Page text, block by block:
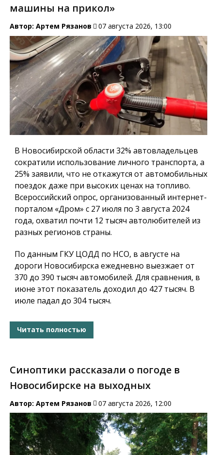
машины на прикол»
Автор: Артем Рязанов 07 августа 2026, 13:00
В Новосибирской области 32% автовладельцев
сократили использование личного транспорта, а
25% заявили, что не откажутся от автомобильных
поездок даже при высоких ценах на топливо.
Всероссийский опрос, организованный интернет-
порталом «Дром» с 27 июля по 3 августа 2024
года, охватил почти 12 тысяч автолюбителей из
разных регионов страны.
По данным ГКУ ЦОДД по НСО, в августе на
дороги Новосибирска ежедневно выезжает от
370 до 390 тысяч автомобилей. Для сравнения, в
июне этот показатель доходил до 427 тысяч. В
июле падал до 304 тысяч.
Читать полностью
Синоптики рассказали о погоде в
Новосибирске на выходных
Автор: Артем Рязанов 07 августа 2026, 12:00